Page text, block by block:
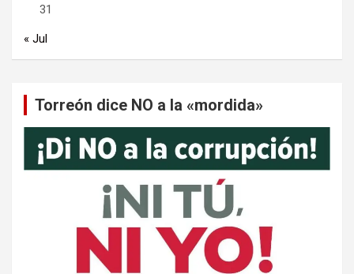
31
« Jul
Torreón dice NO a la «mordida»